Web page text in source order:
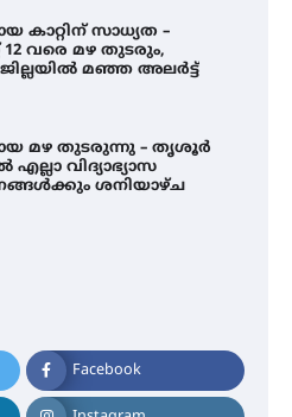
കാറ്റിന് സാധ്യത –
വരെ മഴ തുടരും,
മഞ്ഞ അലർട്ട്
മഴ തുടരുന്നു – തൃശൂർ
എല്ലാ വിദ്യാഭ്യാസ
ശനിയാഴ്ച
Facebook
ബാങ്കിലെ
പണം തിരികെ
കേന്ദ്ര-കേരള
12 വരെ മഴ തുടരും,
മഞ്ഞ അലർട്ട്